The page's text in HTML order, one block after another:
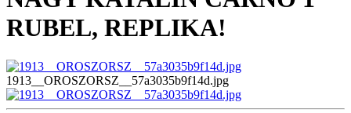
RUBEL, REPLIKA!
1913__OROSZORSZ__57a3035b9f14d.jpg